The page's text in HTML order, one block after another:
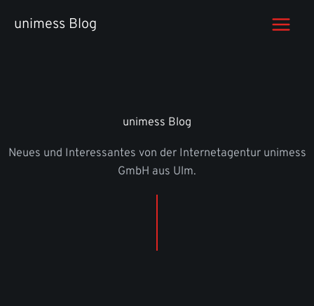
Inhaltunimess Blog
unimess Blog
Neues und Interessantes von der Internetagentur unimess
GmbH aus Ulm.